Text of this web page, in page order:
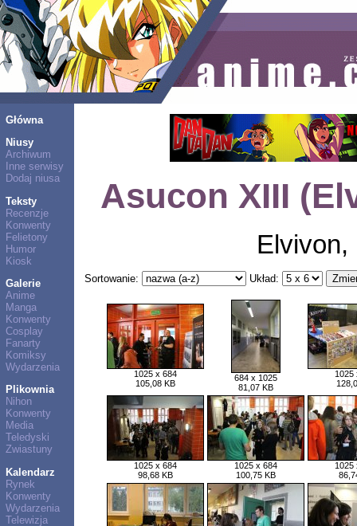
Główna
Niusy
Archiwum
Inne serwisy
Dodaj niusa
Teksty
Recenzje
Konwenty
Felietony
Humor
Kiosk
Galerie
Anime
Manga
Konwenty
Cosplay
Fanarty
Komiksy
Wydarzenia
Plikownia
Nihon
Konwenty
Media
Teledyski
Zwiastuny
Kalendarz
Rynek
Konwenty
Wydarzenia
Telewizja
Asucon XIII
Elvivon,
Sortowanie: Układ:
1025 x 684
105,08 KB
684 x 1025
81,07 KB
1025
1025 x 684
98,68 KB
1025 x 684
100,75 KB
1025